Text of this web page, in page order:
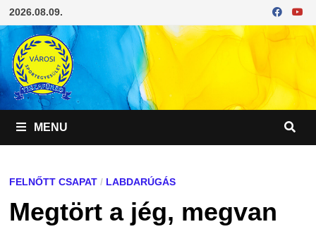
Skip
to
content
2026.08.09.
MENU
FELNŐTT CSAPAT/ LABDARÚGÁS
Megtört a jég, megvan